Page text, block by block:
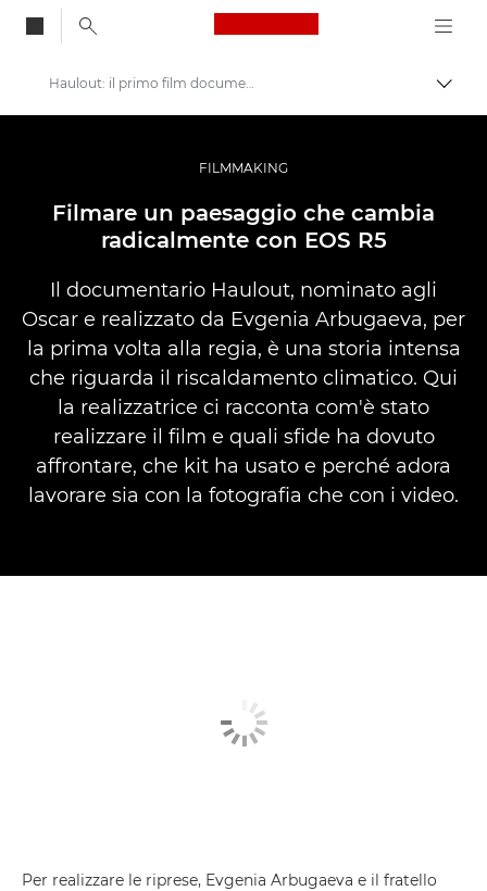
Canon Logo, back
Fotografia e video professionali
Storie
Haulout: il primo film documentario di Evgenia Arbugaeva
FILMMAKING
Filmare un paesaggio che cambia
radicalmente con EOS R5
Il documentario Haulout, nominato agli
Oscar e realizzato da Evgenia Arbugaeva, per
la prima volta alla regia, è una storia intensa
che riguarda il riscaldamento climatico. Qui
la realizzatrice ci racconta com'è stato
realizzare il film e quali sfide ha dovuto
affrontare, che kit ha usato e perché adora
lavorare sia con la fotografia che con i video.
Per realizzare le riprese, Evgenia Arbugaeva e il fratello